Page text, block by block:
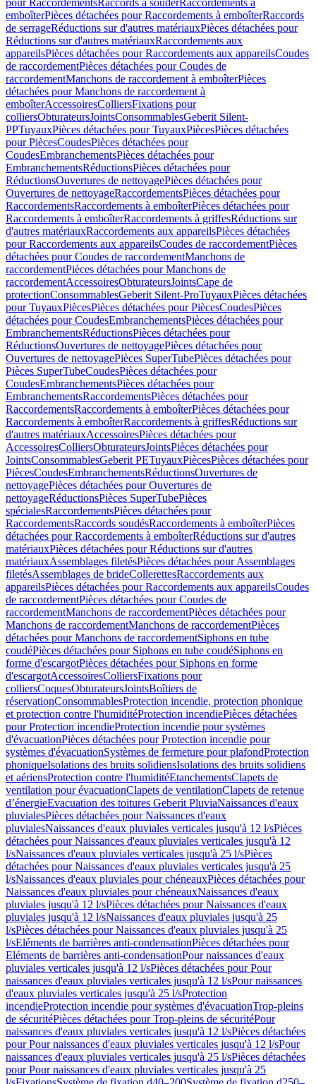
pour RaccordementsRaccords à souderRaccordements à
emboîterPièces détachées pour Raccordements à emboîterRaccords
de serrageRéductions sur d'autres matériauxPièces détachées pour
Réductions sur d'autres matériauxRaccordements aux
appareilsPièces détachées pour Raccordements aux appareilsCoudes
de raccordementPièces détachées pour Coudes de
raccordementManchons de raccordement à emboîterPièces
détachées pour Manchons de raccordement à
emboîterAccessoiresColliersFixations pour
colliersObturateursJointsConsommablesGeberit Silent-
PPTuyauxPièces détachées pour TuyauxPiècesPièces détachées
pour PiècesCoudesPièces détachées pour
CoudesEmbranchementsPièces détachées pour
EmbranchementsRéductionsPièces détachées pour
RéductionsOuvertures de nettoyagePièces détachées pour
Ouvertures de nettoyageRaccordementsPièces détachées pour
RaccordementsRaccordements à emboîterPièces détachées pour
Raccordements à emboîterRaccordements à griffesRéductions sur
d'autres matériauxRaccordements aux appareilsPièces détachées
pour Raccordements aux appareilsCoudes de raccordementPièces
détachées pour Coudes de raccordementManchons de
raccordementPièces détachées pour Manchons de
raccordementAccessoiresObturateursJointsCape de
protectionConsommablesGeberit Silent-ProTuyauxPièces détachées
pour TuyauxPiècesPièces détachées pour PiècesCoudesPièces
détachées pour CoudesEmbranchementsPièces détachées pour
EmbranchementsRéductionsPièces détachées pour
RéductionsOuvertures de nettoyagePièces détachées pour
Ouvertures de nettoyagePièces SuperTubePièces détachées pour
Pièces SuperTubeCoudesPièces détachées pour
CoudesEmbranchementsPièces détachées pour
EmbranchementsRaccordementsPièces détachées pour
RaccordementsRaccordements à emboîterPièces détachées pour
Raccordements à emboîterRaccordements à griffesRéductions sur
d'autres matériauxAccessoiresPièces détachées pour
AccessoiresColliersObturateursJointsPièces détachées pour
JointsConsommablesGeberit PETuyauxPiècesPièces détachées pour
PiècesCoudesEmbranchementsRéductionsOuvertures de
nettoyagePièces détachées pour Ouvertures de
nettoyageRéductionsPièces SuperTubePièces
spécialesRaccordementsPièces détachées pour
RaccordementsRaccords soudésRaccordements à emboîterPièces
détachées pour Raccordements à emboîterRéductions sur d'autres
matériauxPièces détachées pour Réductions sur d'autres
matériauxAssemblages filetésPièces détachées pour Assemblages
filetésAssemblages de brideCollerettesRaccordements aux
appareilsPièces détachées pour Raccordements aux appareilsCoudes
de raccordementPièces détachées pour Coudes de
raccordementManchons de raccordementPièces détachées pour
Manchons de raccordementManchons de raccordementPièces
détachées pour Manchons de raccordementSiphons en tube
coudéPièces détachées pour Siphons en tube coudéSiphons en
forme d'escargotPièces détachées pour Siphons en forme
d'escargotAccessoiresColliersFixations pour
colliersCoquesObturateursJointsBoîtiers de
réservationConsommablesProtection incendie, protection phonique
et protection contre l'humiditéProtection incendiePièces détachées
pour Protection incendieProtection incendie pour systèmes
d'évacuationPièces détachées pour Protection incendie pour
systèmes d'évacuationSystèmes de fermeture pour plafondProtection
phoniqueIsolations des bruits solidiensIsolations des bruits solidiens
et aériensProtection contre l'humiditéEtanchementsClapets de
ventilation pour évacuationClapets de ventilationClapets de retenue
d’énergieEvacuation des toitures Geberit PluviaNaissances d'eaux
pluvialesPièces détachées pour Naissances d'eaux
pluvialesNaissances d'eaux pluviales verticales jusqu'à 12 l/sPièces
détachées pour Naissances d'eaux pluviales verticales jusqu'à 12
l/sNaissances d'eaux pluviales verticales jusqu'à 25 l/sPièces
détachées pour Naissances d'eaux pluviales verticales jusqu'à 25
l/sNaissances d'eaux pluviales pour chéneauxPièces détachées pour
Naissances d'eaux pluviales pour chéneauxNaissances d'eaux
pluviales jusqu'à 12 l/sPièces détachées pour Naissances d'eaux
pluviales jusqu'à 12 l/sNaissances d'eaux pluviales jusqu'à 25
l/sPièces détachées pour Naissances d'eaux pluviales jusqu'à 25
l/sEléments de barrières anti-condensationPièces détachées pour
Eléments de barrières anti-condensationPour naissances d'eaux
pluviales verticales jusqu'à 12 l/sPièces détachées pour Pour
naissances d'eaux pluviales verticales jusqu'à 12 l/sPour naissances
d'eaux pluviales verticales jusqu'à 25 l/sProtection
incendieProtection incendie pour systèmes d'évacuationTrop-pleins
de sécuritéPièces détachées pour Trop-pleins de sécuritéPour
naissances d'eaux pluviales verticales jusqu'à 12 l/sPièces détachées
pour Pour naissances d'eaux pluviales verticales jusqu'à 12 l/sPour
naissances d'eaux pluviales verticales jusqu'à 25 l/sPièces détachées
pour Pour naissances d'eaux pluviales verticales jusqu'à 25